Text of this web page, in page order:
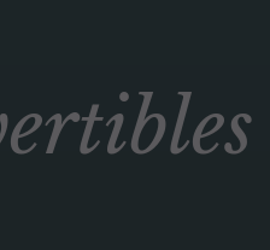
Multi-Actifs